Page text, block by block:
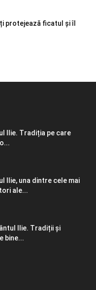
protejează ficatul și îl
Ilie. Tradiția pe care
Ilie, una dintre cele mai
ale...
Ilie. Tradiții și
bine...